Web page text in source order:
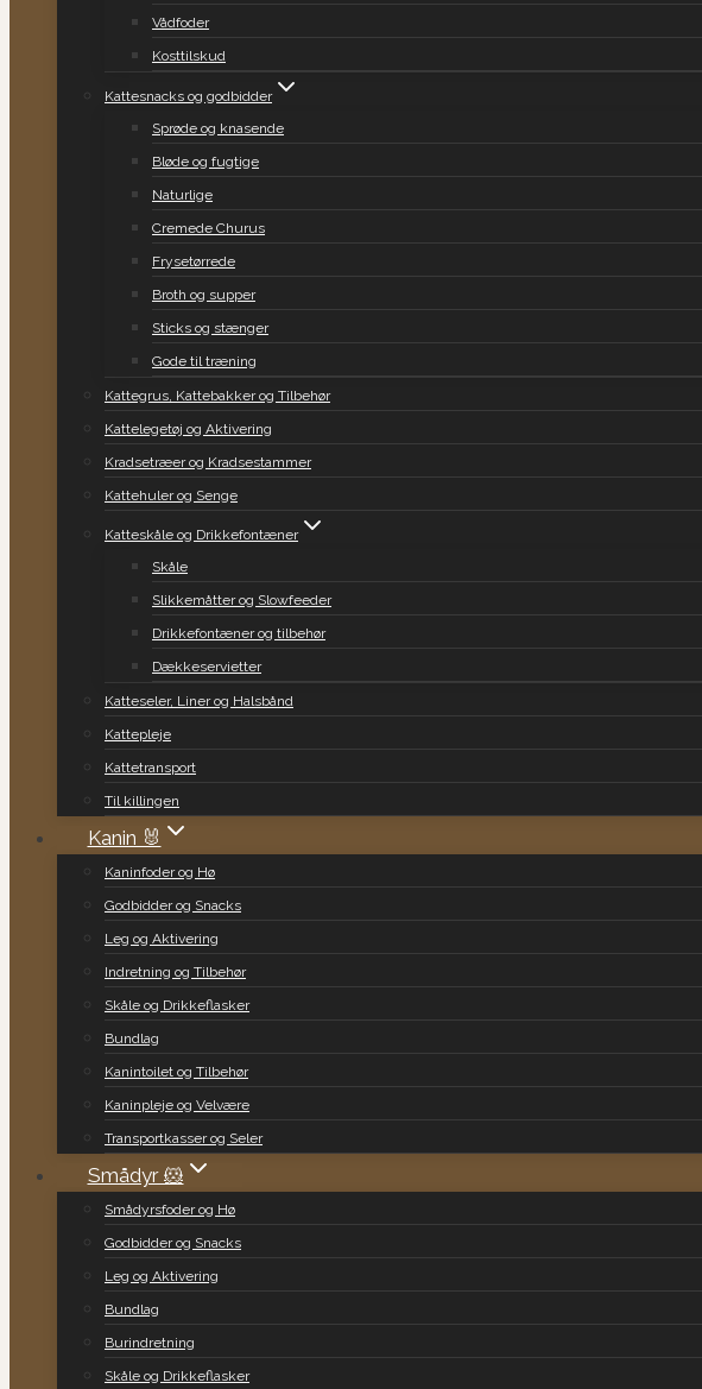
Vådfoder
Kosttilskud
Kattesnacks og godbidder
Sprøde og knasende
Bløde og fugtige
Naturlige
Cremede Churus
Frysetørrede
Broth og supper
Sticks og stænger
Gode til træning
Kattegrus, Kattebakker og Tilbehør
Kattelegetøj og Aktivering
Kradsetræer og Kradsestammer
Kattehuler og Senge
Katteskåle og Drikkefontæner
Skåle
Slikkemåtter og Slowfeeder
Drikkefontæner og tilbehør
Dækkeservietter
Katteseler, Liner og Halsbånd
Kattepleje
Kattetransport
Til killingen
Kanin 🐰
Kaninfoder og Hø
Godbidder og Snacks
Leg og Aktivering
Indretning og Tilbehør
Skåle og Drikkeflasker
Bundlag
Kanintoilet og Tilbehør
Kaninpleje og Velvære
Transportkasser og Seler
Smådyr 🐹
Smådyrsfoder og Hø
Godbidder og Snacks
Leg og Aktivering
Bundlag
Burindretning
Skåle og Drikkeflasker